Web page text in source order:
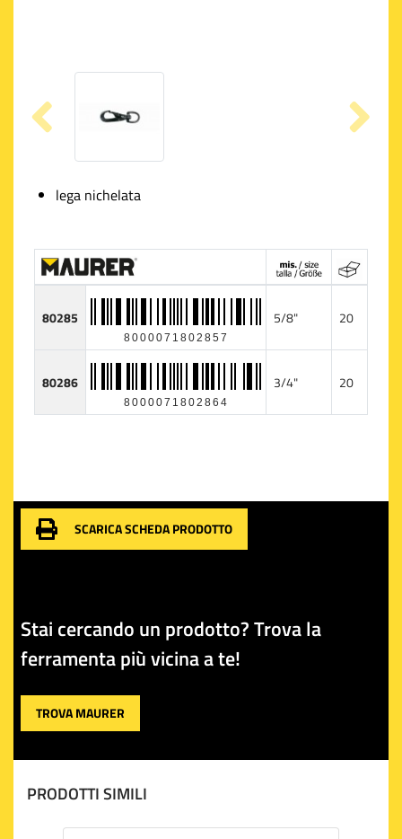
lega nichelata
80285
8000071802857
5/8" 20
80286
8000071802864
3/4" 20
SCARICA SCHEDA PRODOTTO
Stai cercando un prodotto? Trova la
ferramenta più vicina a te!
TROVA MAURER
PRODOTTI SIMILI